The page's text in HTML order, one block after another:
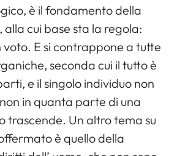
è il fondamento della
cui base sta la regola:
voto. E si contrappone a tutte
seconda cui il tutto è
e il singolo individuo non
in quanta parte di una
trascende. Un altro tema su
è quello della